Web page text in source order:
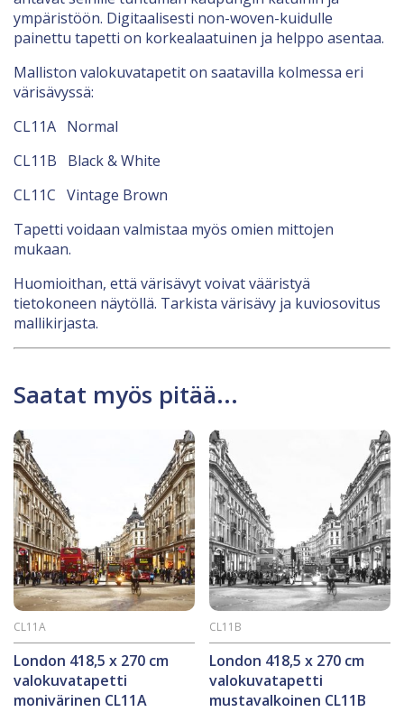
ympäristöön. Digitaalisesti non-woven-kuidulle
painettu tapetti on korkealaatuinen ja helppo asentaa.
Malliston valokuvatapetit on saatavilla kolmessa eri
värisävyssä:
CL11A Normal
CL11B Black & White
CL11C Vintage Brown
Tapetti voidaan valmistaa myös omien mittojen
mukaan.
Huomioithan, että värisävyt voivat vääristyä
tietokoneen näytöllä. Tarkista värisävy ja kuviosovitus
mallikirjasta.
Saatat myös pitää...
London 418,5 x 270 cm
valokuvatapetti
monivärinen CL11A
CL11A
London 418,5 x 270 cm
valokuvatapetti
mustavalkoinen CL11B
CL11B